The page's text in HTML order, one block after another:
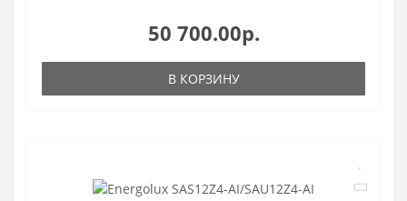
50 700.00р.
В КОРЗИНУ